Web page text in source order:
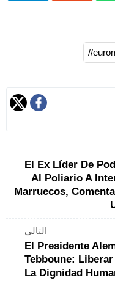
El Ex Líder De
Al Poliario A
Marruecos,
التالي
El Presidente
Tebboune:
La Dignidad